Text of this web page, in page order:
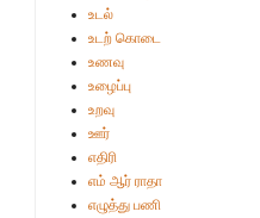
உடல்
உடற் கொடை
உணவு
உழைப்பு
உறவு
ஊர்
எதிரி
எம் ஆர் ராதா
எழுத்து பணி